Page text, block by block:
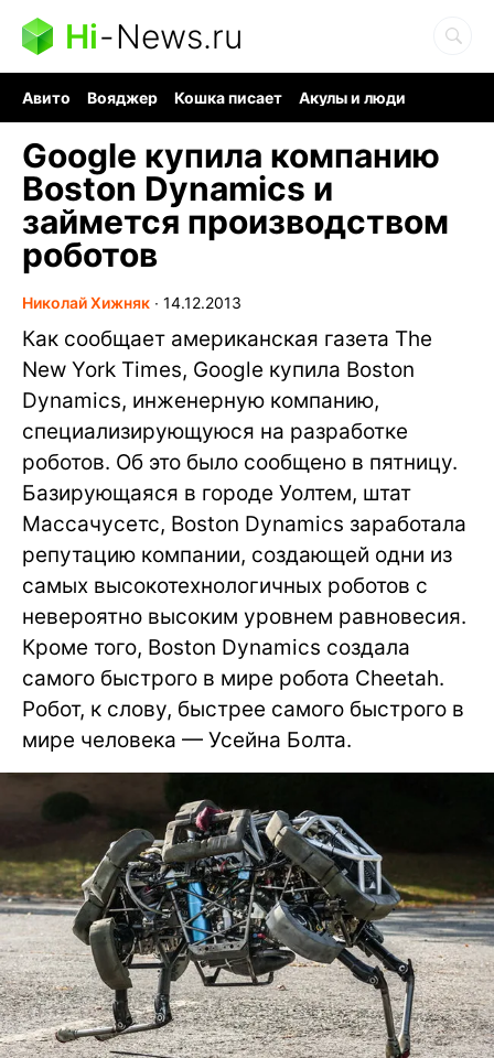
Hi-News.ru
Авито Вояджер Кошка писает
Акулы и люди
Google купила компанию
Boston Dynamics и
займется производством
роботов
Николай Хижняк ∙ 14.12.2013
Как сообщает американская газета The
New York Times, Google купила Boston
Dynamics, инженерную компанию,
специализирующуюся на разработке
роботов. Об это было сообщено в пятницу.
Базирующаяся в городе Уолтем, штат
Массачусетс, Boston Dynamics заработала
репутацию компании, создающей одни из
самых высокотехнологичных роботов с
невероятно высоким уровнем равновесия.
Кроме того, Boston Dynamics создала
самого быстрого в мире робота Cheetah.
Робот, к слову, быстрее самого быстрого в
мире человека — Усейна Болта.